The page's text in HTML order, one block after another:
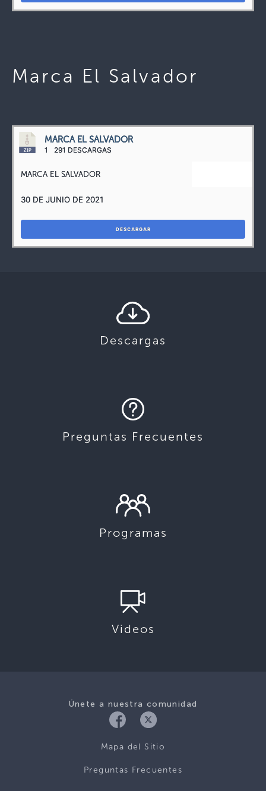
Marca El Salvador
MARCA EL SALVADOR
1 291 DESCARGAS
MARCA EL SALVADOR
30 DE JUNIO DE 2021
DESCARGAR
Descargas
Preguntas Frecuentes
Programas
Videos
Únete a nuestra comunidad
Mapa del Sitio
Preguntas Frecuentes